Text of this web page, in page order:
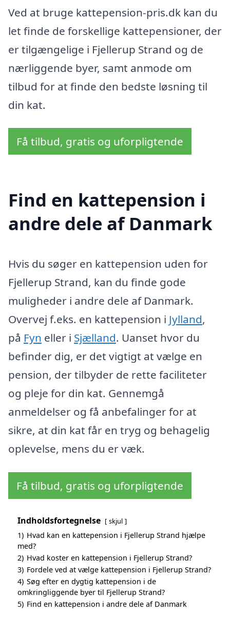
Ved at bruge kattepension-pris.dk kan du
let finde de forskellige kattepensioner, der
er tilgængelige i Fjellerup Strand og de
nærliggende byer, samt anmode om
tilbud for at finde den bedste løsning til
din kat.
Få tilbud, gratis og uforpligtende
Find en kattepension i
andre dele af Danmark
Hvis du søger en kattepension uden for
Fjellerup Strand, kan du finde gode
muligheder i andre dele af Danmark.
Overvej f.eks. en kattepension i Jylland,
på Fyn eller i Sjælland. Uanset hvor du
befinder dig, er det vigtigt at vælge en
pension, der tilbyder de rette faciliteter
og pleje for din kat. Gennemgå
anmeldelser og få anbefalinger for at
sikre, at din kat får en tryg og behagelig
oplevelse, mens du er væk.
Få tilbud, gratis og uforpligtende
Indholdsfortegnelse skjul
1) Hvad kan en kattepension i Fjellerup Strand hjælpe
med?
2) Hvad koster en kattepension i Fjellerup Strand?
3) Fordele ved at vælge kattepension i Fjellerup Strand?
4) Søg efter en dygtig kattepension i de
omkringliggende byer til Fjellerup Strand?
5) Find en kattepension i andre dele af Danmark